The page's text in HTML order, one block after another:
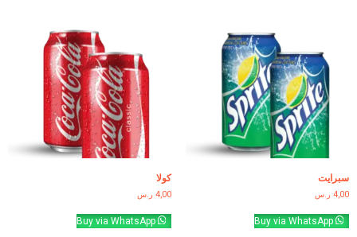
سبرايت
4,00 ر.س
Buy via WhatsApp
كولا
4,00 ر.س
Buy via WhatsApp